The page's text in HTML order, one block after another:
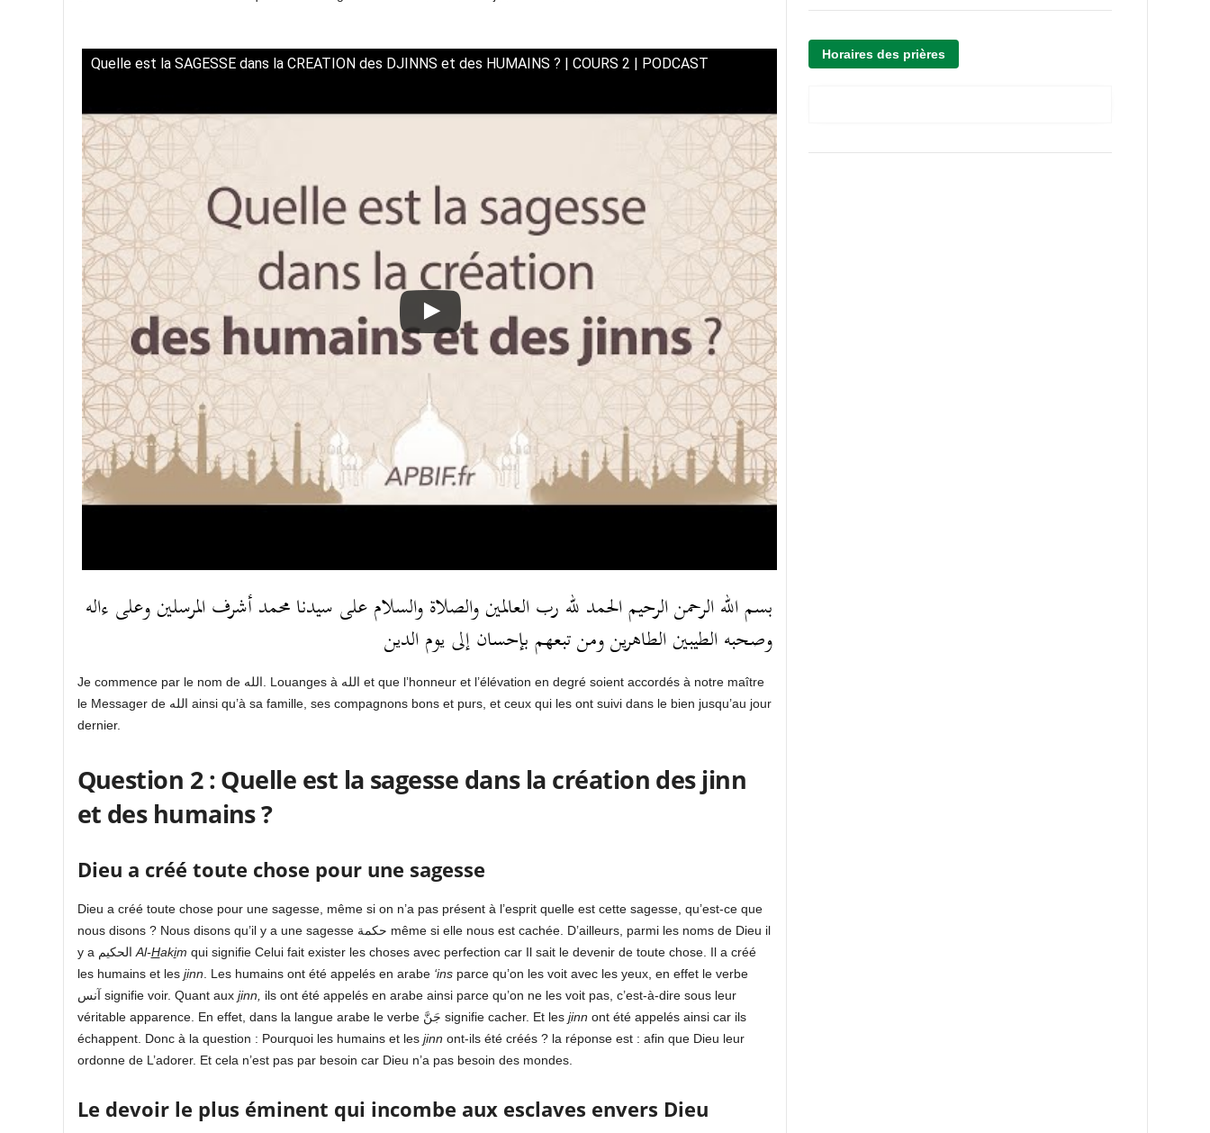
Quelle est la SAGESSE dans la CREATION des DJINNS et des HUMAINS ? | COURS 2 | PODCAST
بسم الله الرحمن الرحيم الحمد لله رب العالمين والصلاة والسلام على سيدنا محمد أشرف المرسلين وعلى ءاله
وصحبه الطيبين الطاهرين ومن تبعهم بإحسان إلى يوم الدين
Je commence par le nom de الله. Louanges à الله et que l’honneur et l’élévation en degré soient accordés à notre maître
le Messager de الله ainsi qu’à sa famille, ses compagnons bons et purs, et ceux qui les ont suivi dans le bien jusqu’au jour
dernier.
Question 2 : Quelle est la sagesse dans la création des jinn
et des humains ?
Dieu a créé toute chose pour une sagesse
Dieu a créé toute chose pour une sagesse, même si on n’a pas présent à l’esprit quelle est cette sagesse, qu’est-ce que
nous disons ? Nous disons qu’il y a une sagesse حكمة même si elle nous est cachée. D’ailleurs, parmi les noms de Dieu il
Al-Hakim qui signifie Celui fait exister les choses avec perfection car Il sait le devenir de toute chose. Il a créé
les humains et les jinn . Les humains ont été appelés en arabe ‘insparce qu’on les voit avec les yeux, en effet le verbe
آنس signifie voir. Quant aux jinn,
ils ont été appelés en arabe ainsi parce qu’on ne les voit pas, c’est-à-dire sous leur
véritable apparence. En effet, dans la langue arabe le verbe جَنَّ signifie cacher. Et les jinn ont été appelés ainsi car ils
échappent. Donc à la question : Pourquoi les humains et les jinn ont-ils été créés ? la réponse est : afin que Dieu leur
ordonne de L’adorer. Et cela n’est pas par besoin car Dieu n’a pas besoin des mondes.
Le devoir le plus éminent qui incombe aux esclaves envers Dieu
Horaires des prières